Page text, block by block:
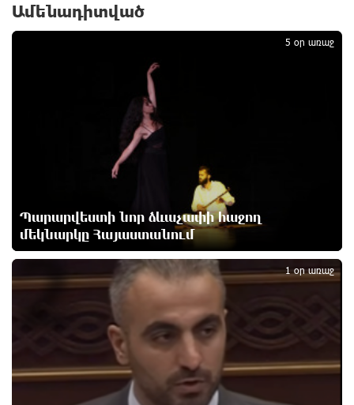
Քրեական վարույթի շրջանակում անձի անձնական
անհարկի հրապարակումն անթույլատրելի է. ՄԻՊ
Զելենսկին ու Վուչիչը քննարկել են
համագործակցությունն ընդլայնելու
հնարավորությունները
Հրդեհի ահազանգ Սայաթ-Նովա պողոտայում.
շենքից տարհանվել է 5 բնակիչ
Ճապոնական Յակիշիմե կերամիկայի
ցուցահանդեսը երկարաձգվել է մինչև օգոստոսի
Որոնվում է նախաձեռնված քրեական վարույթի
Ամենադիտված
Պարարվեստի նոր ձևաչափի հաջող
մեկնարկը Հայաստանում
5 օր առաջ
1
1 օր առաջ
2